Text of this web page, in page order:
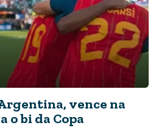
vence na
o bi da Copa